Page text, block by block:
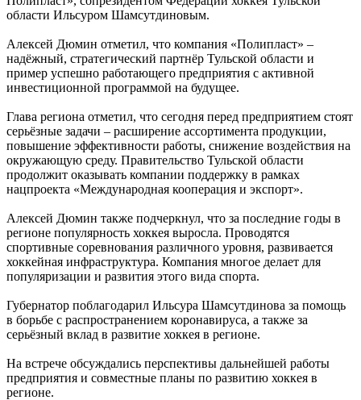
области Ильсуром Шамсутдиновым.
Алексей Дюмин отметил, что компания «Полипласт» –
надёжный, стратегический партнёр Тульской области и
пример успешно работающего предприятия с активной
инвестиционной программой на будущее.
Глава региона отметил, что сегодня перед предприятием стоят
серьёзные задачи – расширение ассортимента продукции,
повышение эффективности работы, снижение воздействия на
окружающую среду. Правительство Тульской области
продолжит оказывать компании поддержку в рамках
нацпроекта «Международная кооперация и экспорт».
Алексей Дюмин также подчеркнул, что за последние годы в
регионе популярность хоккея выросла. Проводятся
спортивные соревнования различного уровня, развивается
хоккейная инфраструктура. Компания многое делает для
популяризации и развития этого вида спорта.
Губернатор поблагодарил Ильсура Шамсутдинова за помощь
в борьбе с распространением коронавируса, а также за
серьёзный вклад в развитие хоккея в регионе.
На встрече обсуждались перспективы дальнейшей работы
предприятия и совместные планы по развитию хоккея в
регионе.